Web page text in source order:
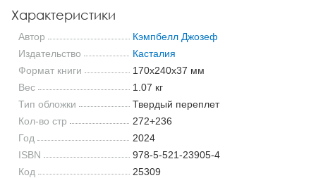
Характеристики
Автор
Кэмпбелл Джозеф
Издательство
Касталия
Формат книги
170x240x37 мм
Вес
1.07 кг
Тип обложки
Твердый переплет
Кол-во стр
272+236
Год
2024
ISBN
978-5-521-23905-4
Код
25309